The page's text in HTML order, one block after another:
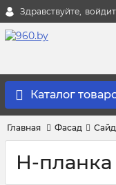
Здравствуйте,
Каталог
Главная Фасад
Н-